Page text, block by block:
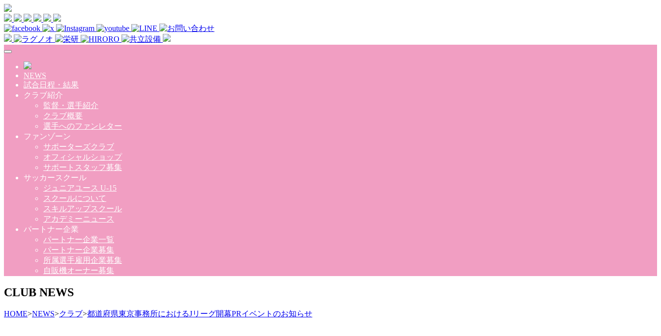
Skip to main content
NEWS
試合日程・結果
クラブ紹介
監督・選手紹介
クラブ概要
選手へのファンレター
ファンゾーン
サポーターズクラブ
オフィシャルショップ
サポートスタッフ募集
サッカースクール
ジュニアユース U-15
スクールについて
スキルアップスクール
アカデミーニュース
パートナー企業
パートナー企業一覧
パートナー企業募集
所属選手雇用企業募集
自販機オーナー募集
CLUB NEWS
HOME>NEWS>クラブ>都道府県東京事務所におけるJリーグ開幕PRイベントのお知らせ